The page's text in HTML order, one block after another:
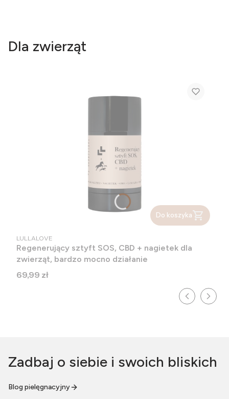
Dla zwierząt
Do koszyka
PRODUCENT
LULLALOVE
Regenerujący sztyft SOS, CBD + nagietek dla
zwierząt, bardzo mocno działanie
Cena
69,99 zł
Zadbaj o siebie i swoich bliskich
Blog pielęgnacyjny